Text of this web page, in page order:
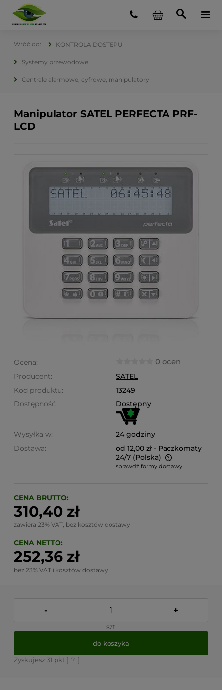
KONTROLA DOSTĘPU
Systemy przewodowe
Centrale alarmowe, cyfrowe, manipulatory
Manipulator SATEL PERFECTA PRF-
LCD
Ocena: 0 ocen
Producent:
SATEL
Kod produktu:
13249
Dostępność:
Dostępny
Wysyłka w:
24 godziny
Dostawa:
od 12,00 zł - Paczkomaty
24/7 (Polska)
Cena nie zawiera ewentualnych kosztów płatności
sprawdź formy dostawy
CENA BRUTTO:
310,40 zł
zawiera 23% VAT, bez kosztów dostawy
CENA NETTO:
252,36 zł
bez 23% VAT i kosztów dostawy
- +
szt
do koszyka
Zyskujesz 31 pkt [ ? ]